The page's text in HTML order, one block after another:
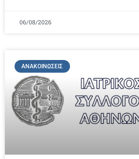
06/08/2026
ΑΝΑΚΟΙΝΏΣΕΙΣ